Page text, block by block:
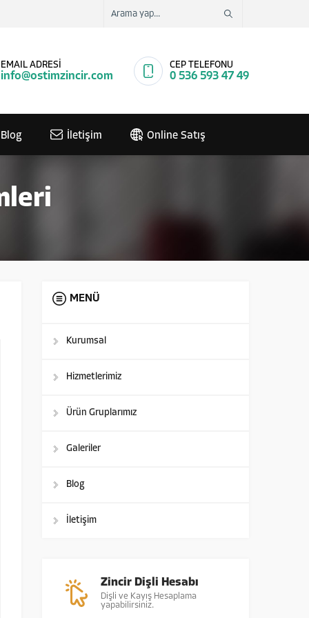
EMAIL ADRESİ
info@ostimzincir.com
CEP TELEFONU
0 536 593 47 49
Blog İletişim Online Satış
MENÜ
Kurumsal
Hizmetlerimiz
Ürün Gruplarımız
Galeriler
Blog
İletişim
Zincir Dişli Hesabı
Dişli ve Kayış Hesaplama
yapabilirsiniz.